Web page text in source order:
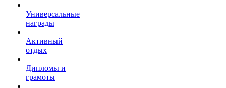
Универсальные
награды
Активный
отдых
Дипломы и
грамоты